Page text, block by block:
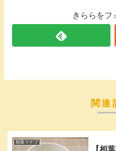
きららをフ
関連
相葉マナブ